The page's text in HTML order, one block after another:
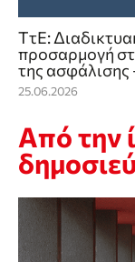
ΤτΕ:
προσαρμογή
της ασφάλισης
25.06.2026
Από την